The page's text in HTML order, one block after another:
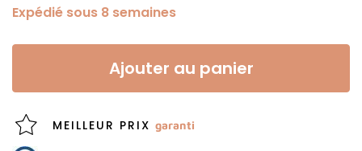
Expédié sous 8 semaines
Ajouter au panier
MEILLEUR PRIX garanti